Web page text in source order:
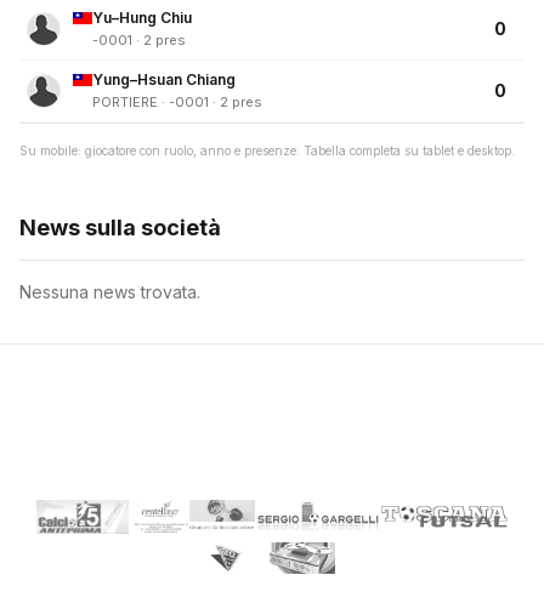
Yu–Hung Chiu
-0001 · 2 pres
0
Yung–Hsuan Chiang
PORTIERE · -0001 · 2 pres
0
Su mobile: giocatore con ruolo, anno e presenze. Tabella completa su tablet e desktop.
News sulla società
Nessuna news trovata.